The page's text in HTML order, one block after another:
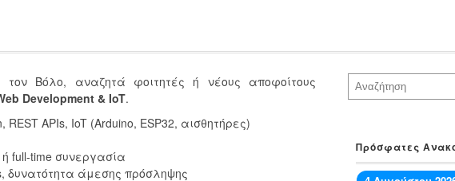
Βόλο, αναζητά φοιτητές ή νέους αποφοίτους
Development & IoT.
REST APIs, IoT (Arduino, ESP32, αισθητήρες)
full-time συνεργασία
δυνατότητα άμεσης πρόσληψης
Αναζήτηση
Πρόσφατες